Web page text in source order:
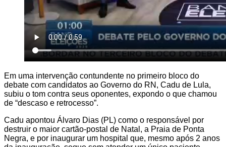
Em uma intervenção contundente no primeiro bloco do
debate com candidatos ao Governo do RN, Cadu de Lula,
subiu o tom contra seus oponentes, expondo o que chamou
de “descaso e retrocesso”.
Cadu apontou Álvaro Dias (PL) como o responsável por
destruir o maior cartão-postal de Natal, a Praia de Ponta
Negra, e por inaugurar um hospital que, mesmo após 2 anos